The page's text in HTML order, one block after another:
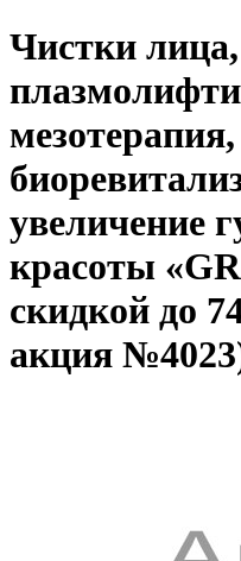
Чистки
мезотерапия,
увеличение
красоты
скидкой до
акция